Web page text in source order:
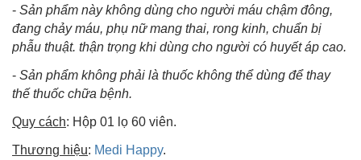
- Sản phẩm này không dùng cho người máu chậm đông,
đang chảy máu, phụ nữ mang thai, rong kinh, chuẩn bị
phẫu thuật. thận trọng khi dùng cho người có huyết áp cao.
- Sản phẩm không phải là thuốc không thể dùng để thay
thế thuốc chữa bệnh.
Quy cách: Hộp 01 lọ 60 viên.
Thương hiệu: Medi Happy.